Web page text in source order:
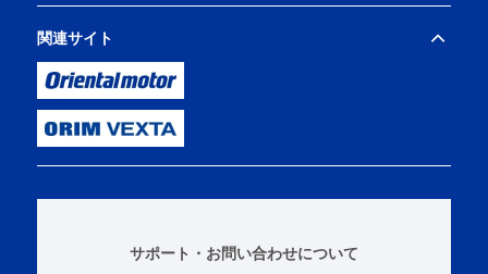
関連サイト
サポート・お問い合わせについて